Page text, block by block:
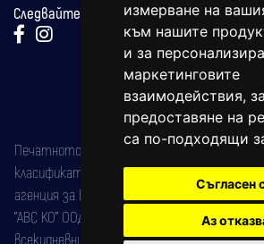
измерване на
към нашите
и за
маркетинговите
взаимодействия, за
предоставяне на
са по-подходящи
Съгласен
Аз
Следвайте ни:
Печатното издание на вестника е
класификатор на печатните издания
агенция за ISSN) под номер: ISSN 1312-4722.
"АВС КО" ООД е притежател на марката:
всекидневник на югозападна България, със